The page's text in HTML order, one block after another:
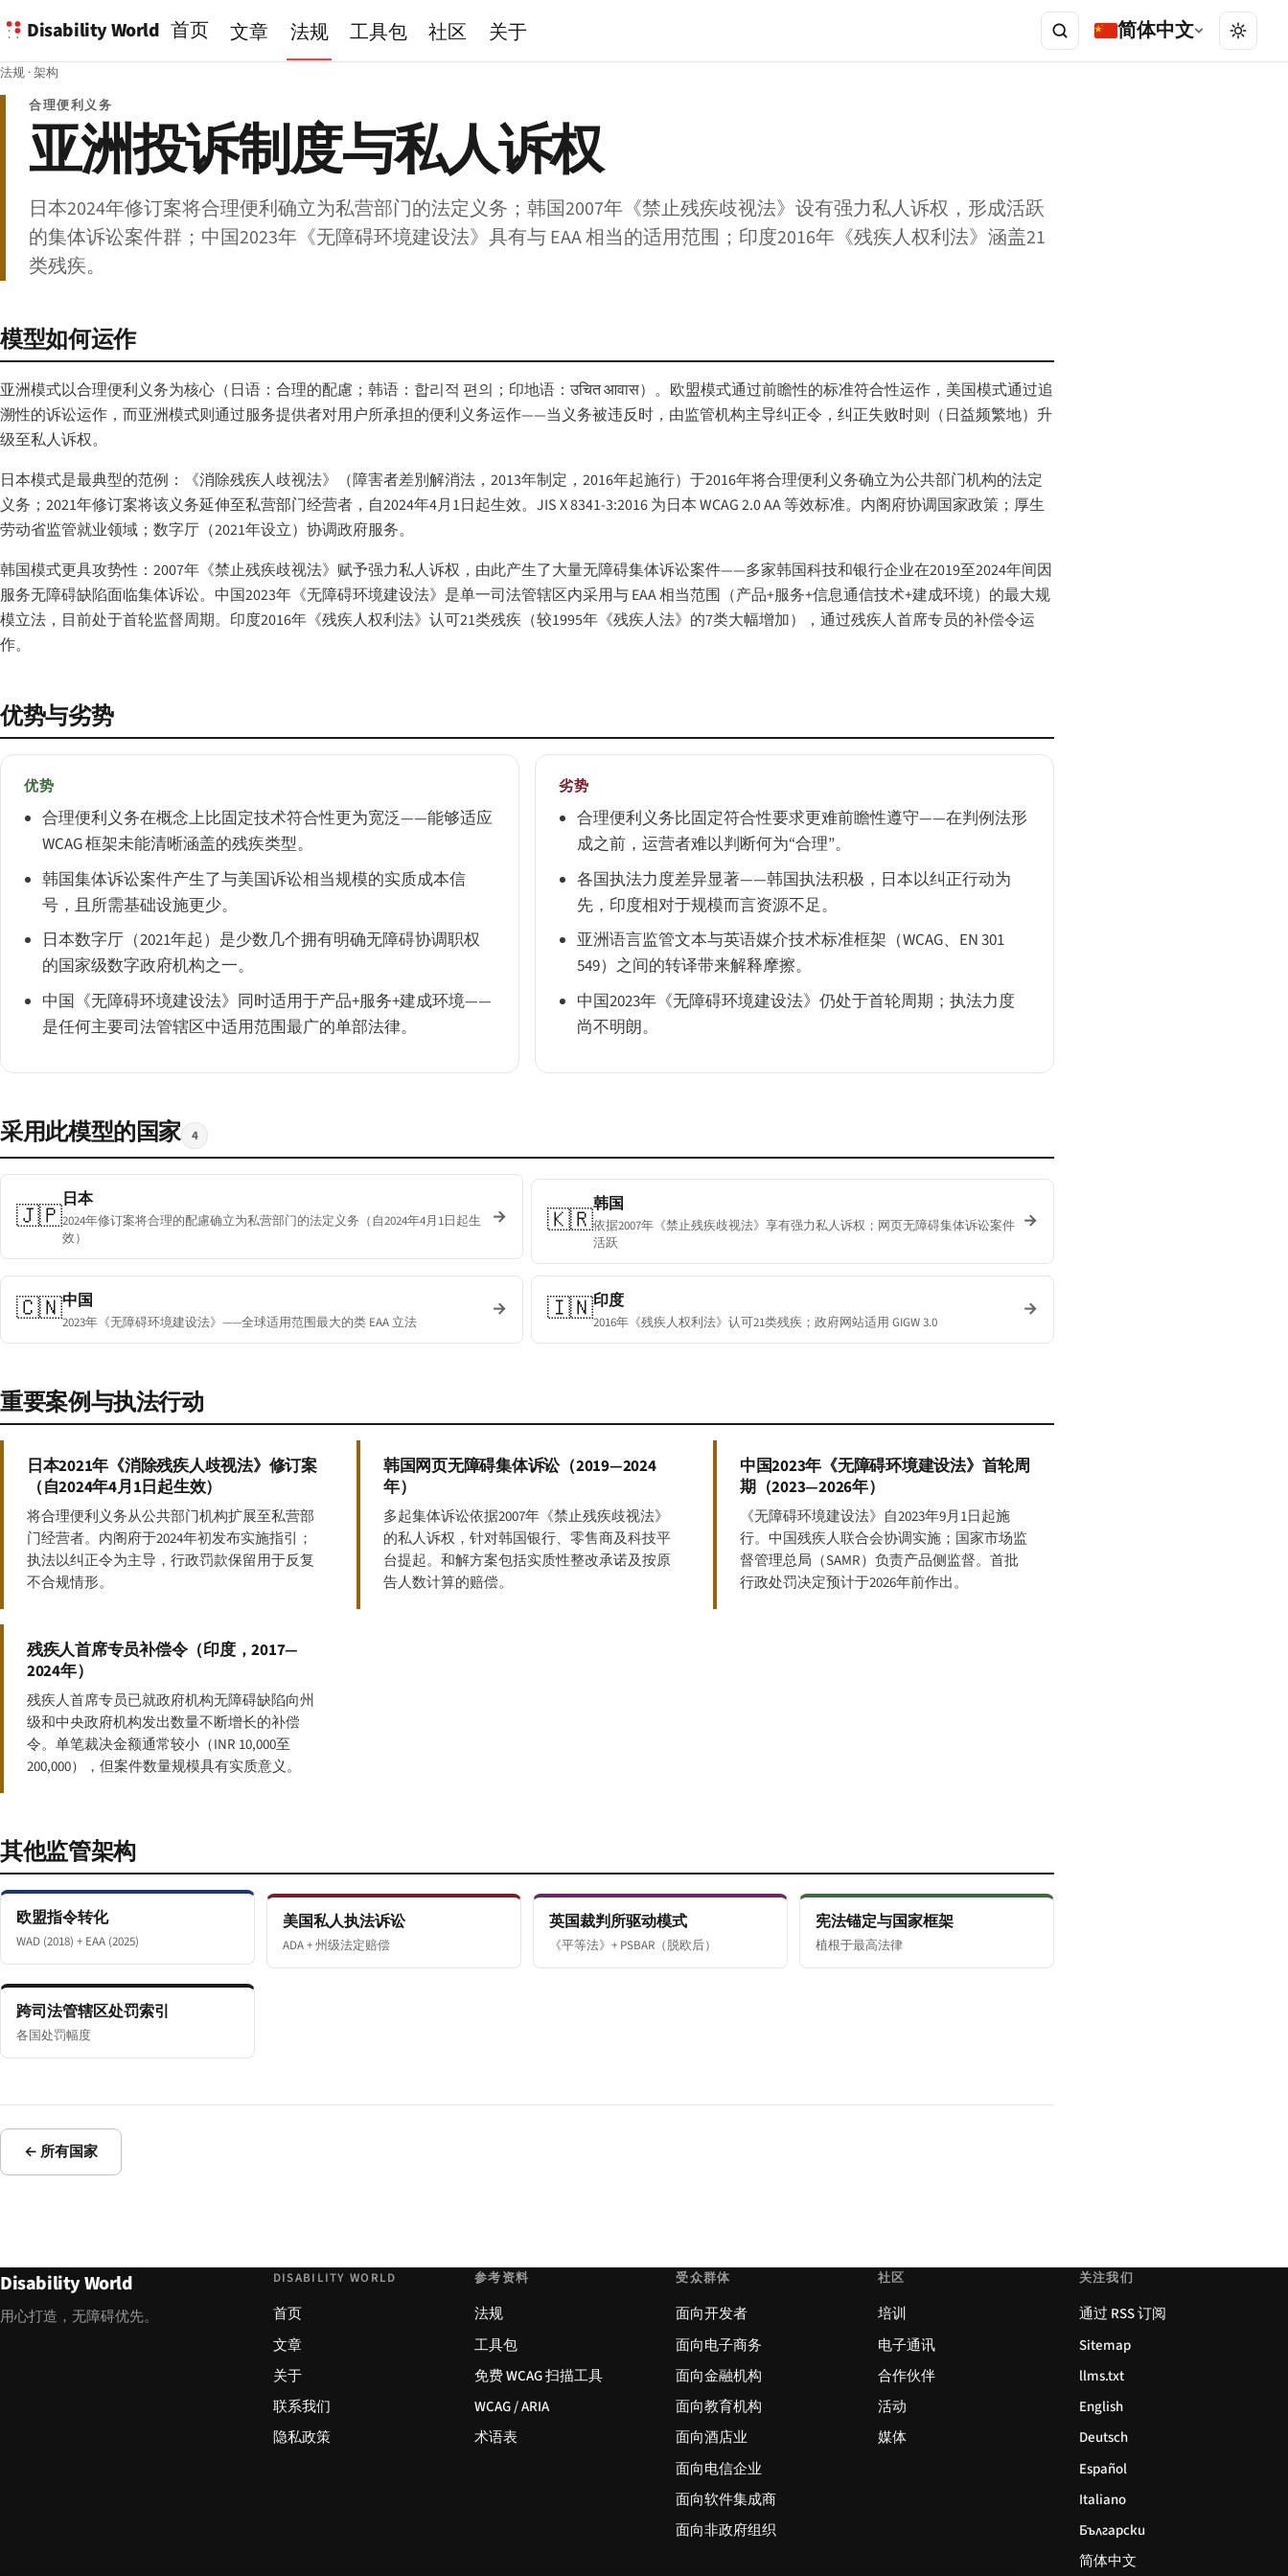
Disability World 首页 文章 法规 工具包 社区 关于 简体中文
法规 ·架构
合理便利义务
亚洲投诉制度与私人诉权
日本2024年修订案将合理便利确立为私营部门的法定义务；韩国2007年《禁止残疾歧视法》设有强力私人诉权，形成活跃
的集体诉讼案件群；中国2023年《无障碍环境建设法》具有与 EAA 相当的适用范围；印度2016年《残疾人权利法》涵盖21
类残疾。
模型如何运作
亚洲模式以合理便利义务为核心（日语：合理的配慮；韩语：합리적 편의；印地语：उचित आवास）。欧盟模式通过前瞻性的标准符合性运作，美国模式通过追
溯性的诉讼运作，而亚洲模式则通过服务提供者对用户所承担的便利义务运作——当义务被违反时，由监管机构主导纠正令，纠正失败时则（日益频繁地）升
级至私人诉权。
日本模式是最典型的范例：《消除残疾人歧视法》（障害者差別解消法，2013年制定，2016年起施行）于2016年将合理便利义务确立为公共部门机构的法定
义务；2021年修订案将该义务延伸至私营部门经营者，自2024年4月1日起生效。JIS X 8341-3:2016 为日本 WCAG 2.0 AA 等效标准。内阁府协调国家政策；厚生
劳动省监管就业领域；数字厅（2021年设立）协调政府服务。
韩国模式更具攻势性：2007年《禁止残疾歧视法》赋予强力私人诉权，由此产生了大量无障碍集体诉讼案件——多家韩国科技和银行企业在2019至2024年间因
服务无障碍缺陷面临集体诉讼。中国2023年《无障碍环境建设法》是单一司法管辖区内采用与 EAA 相当范围（产品+服务+信息通信技术+建成环境）的最大规
模立法，目前处于首轮监督周期。印度2016年《残疾人权利法》认可21类残疾（较1995年《残疾人法》的7类大幅增加），通过残疾人首席专员的补偿令运
作。
优势与劣势
优势
合理便利义务在概念上比固定技术符合性更为宽泛——能够适应
WCAG 框架未能清晰涵盖的残疾类型。
韩国集体诉讼案件产生了与美国诉讼相当规模的实质成本信
号，且所需基础设施更少。
日本数字厅（2021年起）是少数几个拥有明确无障碍协调职权
的国家级数字政府机构之一。
中国《无障碍环境建设法》同时适用于产品+服务+建成环境——
是任何主要司法管辖区中适用范围最广的单部法律。
劣势
合理便利义务比固定符合性要求更难前瞻性遵守——在判例法形
成之前，运营者难以判断何为“合理”。
各国执法力度差异显著——韩国执法积极，日本以纠正行动为
先，印度相对于规模而言资源不足。
亚洲语言监管文本与英语媒介技术标准框架（WCAG、EN 301
549）之间的转译带来解释摩擦。
中国2023年《无障碍环境建设法》仍处于首轮周期；执法力度
尚不明朗。
采用此模型的国家 4
🇯🇵
日本
2024年修订案将合理的配慮确立为私营部门的法定义务（自2024年4月1日起生
效）
→ 🇰🇷
韩国
依据2007年《禁止残疾歧视法》享有强力私人诉权；网页无障碍集体诉讼案件
活跃
→
🇨🇳中国
2023年《无障碍环境建设法》——全球适用范围最大的类 EAA 立法
→ 🇮🇳印度
2016年《残疾人权利法》认可21类残疾；政府网站适用 GIGW 3.0
→
重要案例与执法行动
日本2021年《消除残疾人歧视法》修订案
（自2024年4月1日起生效）
将合理便利义务从公共部门机构扩展至私营部
门经营者。内阁府于2024年初发布实施指引；
执法以纠正令为主导，行政罚款保留用于反复
不合规情形。
韩国网页无障碍集体诉讼（2019—2024
年）
多起集体诉讼依据2007年《禁止残疾歧视法》
的私人诉权，针对韩国银行、零售商及科技平
台提起。和解方案包括实质性整改承诺及按原
告人数计算的赔偿。
中国2023年《无障碍环境建设法》首轮周
期（2023—2026年）
《无障碍环境建设法》自2023年9月1日起施
行。中国残疾人联合会协调实施；国家市场监
督管理总局（SAMR）负责产品侧监督。首批
行政处罚决定预计于2026年前作出。
残疾人首席专员补偿令（印度，2017—
2024年）
残疾人首席专员已就政府机构无障碍缺陷向州
级和中央政府机构发出数量不断增长的补偿
令。单笔裁决金额通常较小（INR 10,000至
200,000），但案件数量规模具有实质意义。
其他监管架构
欧盟指令转化
WAD (2018) + EAA (2025)
美国私人执法诉讼
ADA + 州级法定赔偿
英国裁判所驱动模式
《平等法》+ PSBAR（脱欧后）
宪法锚定与国家框架
植根于最高法律
跨司法管辖区处罚索引
各国处罚幅度
← 所有国家
Disability World
用心打造，无障碍优先。
DISABILITY WORLD
首页
文章
关于
联系我们
隐私政策
参考资料
法规
工具包
免费 WCAG 扫描工具
WCAG / ARIA
术语表
受众群体
面向开发者
面向电子商务
面向金融机构
面向教育机构
面向酒店业
面向电信企业
面向软件集成商
面向非政府组织
社区
培训
电子通讯
合作伙伴
活动
媒体
关注我们
通过 RSS 订阅
Sitemap
llms.txt
English
Deutsch
Español
Italiano
Български
简体中文